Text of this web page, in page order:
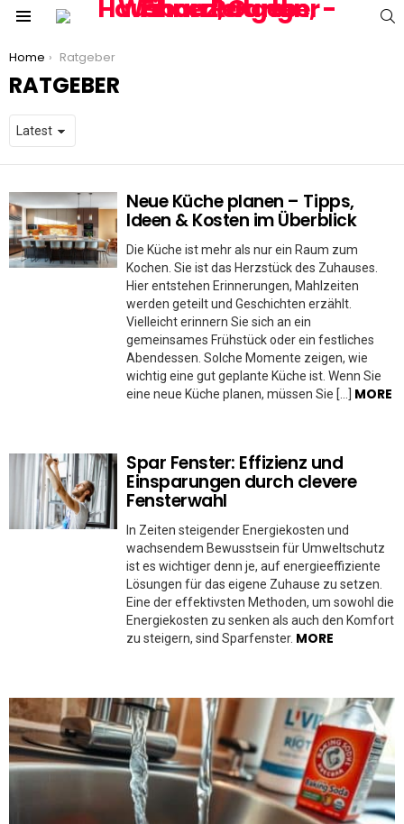
You are here:
Home Ratgeber
RATGEBER
MORE
STORIES
Neue Küche planen – Tipps,
Ideen & Kosten im Überblick
Die Küche ist mehr als nur ein Raum zum
Kochen. Sie ist das Herzstück des Zuhauses.
Hier entstehen Erinnerungen, Mahlzeiten
werden geteilt und Geschichten erzählt.
Vielleicht erinnern Sie sich an ein
gemeinsames Frühstück oder ein festliches
Abendessen. Solche Momente zeigen, wie
wichtig eine gut geplante Küche ist. Wenn Sie
eine neue Küche planen, müssen Sie […] MORE
Spar Fenster: Effizienz und
Einsparungen durch clevere
Fensterwahl
In Zeiten steigender Energiekosten und
wachsendem Bewusstsein für Umweltschutz
ist es wichtiger denn je, auf energieeffiziente
Lösungen für das eigene Zuhause zu setzen.
Eine der effektivsten Methoden, um sowohl die
Energiekosten zu senken als auch den Komfort
zu steigern, sind Sparfenster. MORE